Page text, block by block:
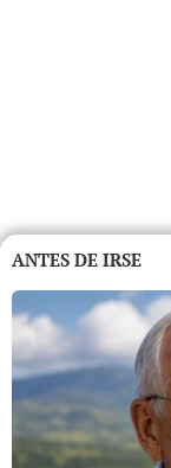
ANTES DE IRSE